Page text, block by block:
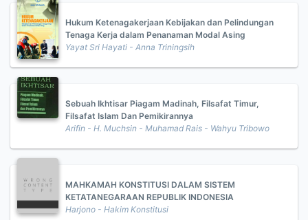
Hukum Ketenagakerjaan Kebijakan dan Pelindungan
Tenaga Kerja dalam Penanaman Modal Asing
Yayat Sri Hayati - Anna Triningsih
Sebuah Ikhtisar Piagam Madinah, Filsafat Timur,
Filsafat Islam Dan Pemikirannya
Arifin - H. Muchsin - Muhamad Rais - Wahyu Tribowo
MAHKAMAH KONSTITUSI DALAM SISTEM
KETATANEGARAAN REPUBLIK INDONESIA
Harjono - Hakim Konstitusi